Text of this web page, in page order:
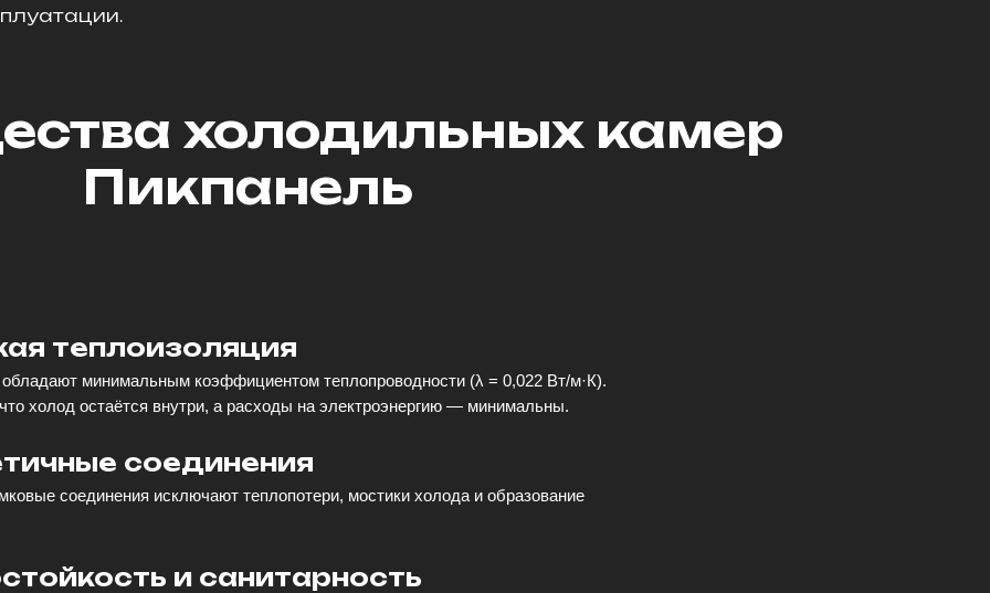
холодильных камер
Пикпанель
теплоизоляция
минимальным коэффициентом теплопроводности (λ = 0,022 Вт/м·К).
холод остаётся внутри, а расходы на электроэнергию — минимальны.
соединения
соединения исключают теплопотери, мостики холода и образование
и санитарность